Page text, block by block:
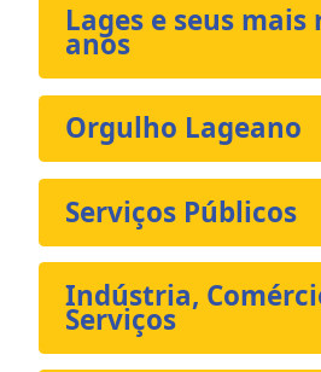
Lages e seus mais
anos
Orgulho Lageano
Serviços Públicos
Indústria,
Serviços